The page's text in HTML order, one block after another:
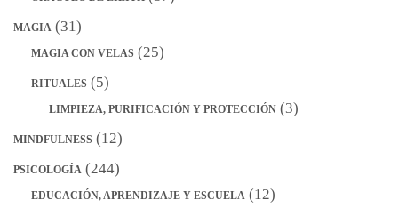
MAGIA (31)
MAGIA CON VELAS (25)
RITUALES (5)
LIMPIEZA, PURIFICACIÓN Y PROTECCIÓN (3)
MINDFULNESS (12)
PSICOLOGÍA (244)
EDUCACIÓN, APRENDIZAJE Y ESCUELA (12)